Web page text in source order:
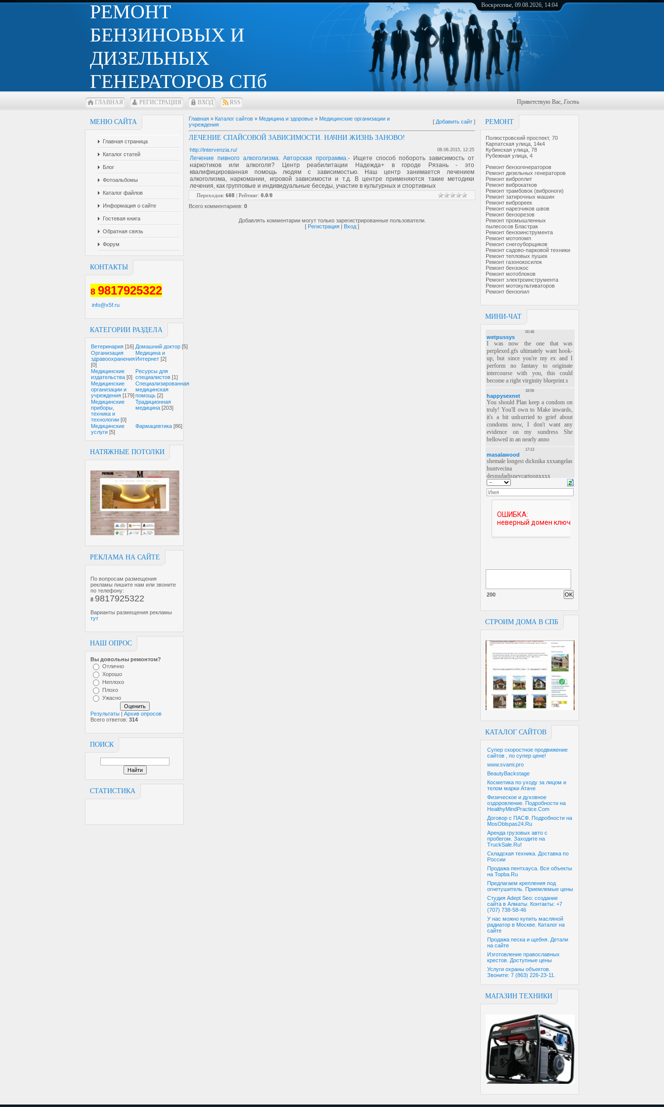
РЕМОНТ
БЕНЗИНОВЫХ И
ДИЗЕЛЬНЫХ
ГЕНЕРАТОРОВ СПб
Воскресенье, 09.08.2026, 14:04
ГЛАВНАЯ РЕГИСТРАЦИЯ ВХОД RSS Приветствую Вас, Гость
МЕНЮ САЙТА
Главная страница
Каталог статей
Блог
Фотоальбомы
Каталог файлов
Информация о сайте
Гостевая книга
Обратная связь
Форум
КОНТАКТЫ
8 9817925322
info@x5f.ru
КАТЕГОРИИ РАЗДЕЛА
Ветеринария [16] Домашний доктор [5]
Организация
здравоохранения
[0]
Медицина и
Интернет [2]
Медицинские
издательства [0]
Ресурсы для
специалистов [1]
Медицинские
организации и
учреждения [179]
Специализированная
медицинская
помощь [2]
Медицинские
приборы,
техника и
технологии [0]
Традиционная
медицина [203]
Медицинские
услуги [5]
Фармацевтика [86]
НАТЯЖНЫЕ ПОТОЛКИ
РЕКЛАМА НА САЙТЕ
По вопросам размещения
рекламы пишите нам или звоните
по телефону:
8 9817925322
Варианты размещения рекламы
тут
НАШ ОПРОС
Вы довольны ремонтом?
Отлично
Хорошо
Неплохо
Плохо
Ужасно
Результаты
Архив опросов
Всего ответов: 314
ПОИСК
СТАТИСТИКА
РЕМОНТ
Полюстровский проспект, 70
Карпатская улица, 14к4
Кубинская улица, 78
Рубежная улица, 4
Ремонт бензогенераторов
Ремонт дизельных генераторов
Ремонт виброплит
Ремонт виброкатков
Ремонт трамбовок (виброноги)
Ремонт затирочных машин
Ремонт виброреек
Ремонт нарезчиков швов
Ремонт бензорезов
Ремонт промышленных
пылесосов Бластрак
Ремонт бензоинструмента
Ремонт мотопомп
Ремонт снегоуборщиков
Ремонт садово-парковой техники
Ремонт тепловых пушек
Ремонт газонокосилок
Ремонт бензокос
Ремонт мотоблоков
Ремонт электроинструмента
Ремонт мотокультиваторов
Ремонт бензопил
МИНИ-ЧАТ
200
СТРОИМ ДОМА В СПБ
КАТАЛОГ САЙТОВ
Супер скоростное продвижение
сайтов , по супер цене!
www.svami.pro
BeautyBackstage
Косметика по уходу за лицом и
телом марки Атаче
Физическое и духовное
оздоровление. Подробности на
HealthyMindPractice.Com
Договор с ПАСФ. Подробности на
MosOblspas24.Ru
Аренда грузовых авто с
пробегом. Заходите на
TruckSale.Ru!
Складская техника. Доставка по
России
Продажа пентхауса. Все объекты
на Topba.Ru
Предлагаем крепления под
огнетушитель. Приемлемые цены
Студия Adept Seo: создание
сайта в Алматы. Контакты: +7
(707) 738-58-46
У нас можно купить масляной
радиатор в Москве. Каталог на
сайте
Продажа песка и щебня. Детали
на сайте
Изготовление православных
крестов. Доступные цены
Услуги охраны объектов.
Звоните: 7 (863) 226-23-11.
МАГАЗИН ТЕХНИКИ
Главная » Каталог сайтов » Медицина и здоровье » Медицинские организации и
учреждения
[ Добавить сайт ]
ЛЕЧЕНИЕ СПАЙСОВОЙ ЗАВИСИМОСТИ. НАЧНИ ЖИЗНЬ ЗАНОВО!
http://intervenzia.ru/ 08.06.2015, 12:25
Лечение пивного алкоголизма. Авторская программа.- Ищете способ побороть зависимость от
наркотиков или алкоголя? Центр реабилитации Надежда+ в городе Рязань - это
квалифицированная помощь людям с зависимостью. Наш центр занимается лечением
алкоголизма, наркомании, игровой зависимости и т.д. В центре применяются такие методики
лечения, как групповые и индивидуальные беседы, участие в культурных и спортивных
Переходов: 608 | Рейтинг: 0.0/0
Всего комментариев: 0
Добавлять комментарии могут только зарегистрированные пользователи.
[ Регистрация | Вход ]